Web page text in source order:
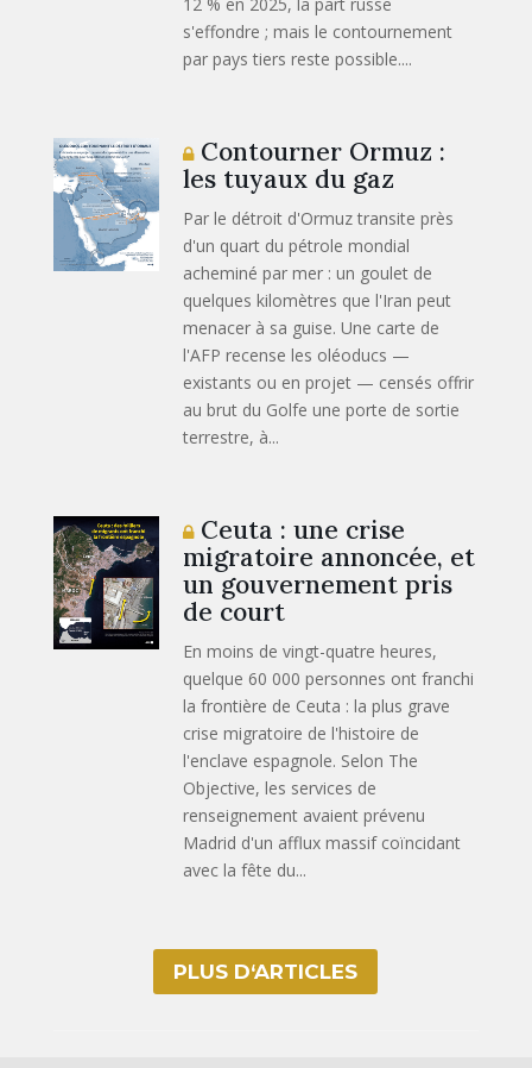
s'effondre ; mais le contournement
par pays tiers reste possible....
Contourner Ormuz :
les tuyaux du gaz
Par le détroit d'Ormuz transite près
d'un quart du pétrole mondial
acheminé par mer : un goulet de
quelques kilomètres que l'Iran peut
menacer à sa guise. Une carte de
l'AFP recense les oléoducs —
existants ou en projet — censés offrir
au brut du Golfe une porte de sortie
terrestre, à...
Ceuta : une crise
migratoire annoncée, et
un gouvernement pris
de court
En moins de vingt-quatre heures,
quelque 60 000 personnes ont franchi
la frontière de Ceuta : la plus grave
crise migratoire de l'histoire de
l'enclave espagnole. Selon The
Objective, les services de
renseignement avaient prévenu
Madrid d'un afflux massif coïncidant
avec la fête du...
PLUS D‘ARTICLES